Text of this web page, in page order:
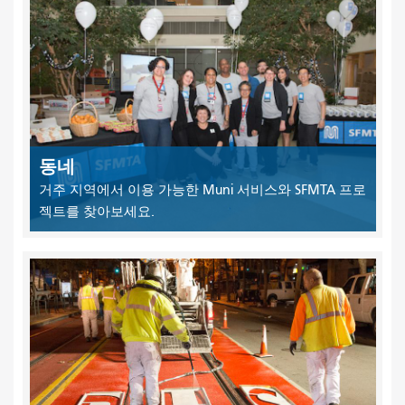
동네
거주 지역에서 이용 가능한 Muni 서비스와 SFMTA 프로
젝트를 찾아보세요.